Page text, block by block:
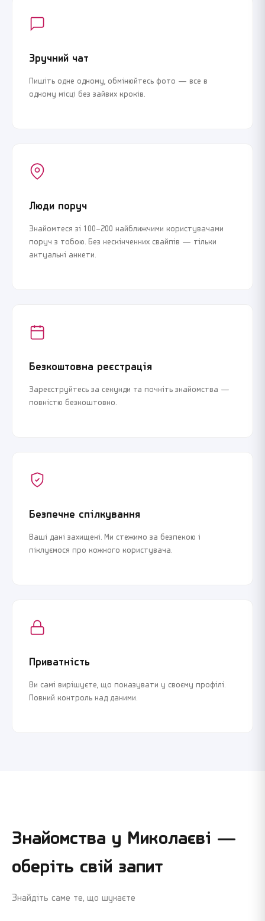
Зручний чат
Пишіть одне одному, обмінюйтесь фото — все в
одному місці без зайвих кроків.
Люди поруч
Знайомтеся зі 100–200 найближчими користувачами
поруч з тобою. Без нескінченних свайпів — тільки
актуальні анкети.
Безкоштовна реєстрація
Зареєструйтесь за секунди та почніть знайомства —
повністю безкоштовно.
Безпечне спілкування
Ваші дані захищені. Ми стежимо за безпекою і
піклуємося про кожного користувача.
Приватність
Ви самі вирішуєте, що показувати у своєму профілі.
Повний контроль над даними.
Знайомства у Миколаєві —
оберіть свій запит
Знайдіть саме те, що шукаєте